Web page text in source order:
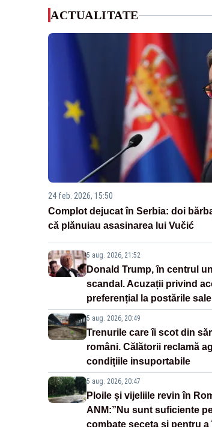
ACTUALITATE
24 feb. 2026, 15:50
Complot dejucat în Serbia: doi
că plănuiau asasinarea lui Vučić
5 aug. 2026, 21:52
Donald Trump, în centrul
scandal. Acuzații privind
preferențial la postările sale
5 aug. 2026, 20:49
Trenurile care îi scot din
români. Călătorii reclamă
condițiile insuportabile
5 aug. 2026, 20:47
Ploile și vijeliile revin în
ANM:”Nu sunt suficiente
combate seceta și pentru